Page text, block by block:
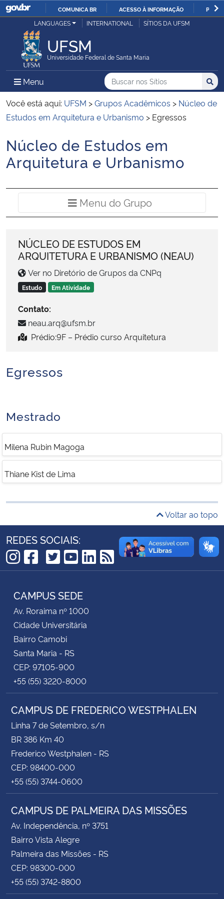
IR
COMUNICA BR ACESSO À INFORMAÇÃO
Ministério da Justiça e Segurança Pública
Ministério da Defesa
Ministério das Relações Exteriores
Ministério da Infraestrutura
Ministério da Saúde
Ministério de Minas e Energia
Ministério da Ciência, Tecnologia, Inovações e Comunicações
Ministério do Meio Ambiente
Controladoria-Geral da União
Ministério da Mulher, da Família e dos Direitos Humanos
Secretaria-Geral
Gabinete de Segurança Institucional
Advocacia-Geral da União
LANGUAGES INTERNATIONAL SÍTIOS DA UFSM
UFSM
Universidade Federal de Santa Maria
Menu Menu Principal do Sítio
Busca
Buscar no nos Sítios
Busca:
Você está aqui: UFSM >Grupos Acadêmicos > Núcleo de
Estudos em Arquitetura e Urbanismo > Egressos
Início do conteúdo
Núcleo de Estudos em
Arquitetura e Urbanismo
Menu do Grupo
NÚCLEO DE ESTUDOS EM
ARQUITETURA E URBANISMO (NEAU)
Ver no Diretório de Grupos da CNPq
Estudo Em Atividade
Contato:
neau.arq@ufsm.br
Prédio:9F – Prédio curso Arquitetura
Egressos
Mestrado
Milena Rubin Magoga
Thiane Kist de Lima
Voltar ao topo
REDES SOCIAIS:
Instagram
Facebook
TikTok
Twitter
YouTube
LinkedIn
RSS
CAMPUS SEDE
Av. Roraima nº 1000
Cidade Universitária
Bairro Camobi
Santa Maria - RS
CEP: 97105-900
+55 (55) 3220-8000
CAMPUS DE FREDERICO WESTPHALEN
Linha 7 de Setembro, s/n
BR 386 Km 40
Frederico Westphalen - RS
CEP: 98400-000
+55 (55) 3744-0600
CAMPUS DE PALMEIRA DAS MISSÕES
Av. Independência, nº 3751
Bairro Vista Alegre
Palmeira das Missões - RS
CEP: 98300-000
+55 (55) 3742-8800